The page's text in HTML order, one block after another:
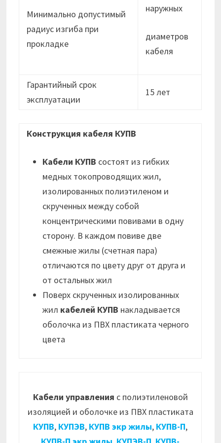
Минимально допустимый
радиус изгиба при
прокладке
наружных
диаметров
кабеля
Гарантийный срок
эксплуатации
15 лет
Конструкция кабеля КУПВ
Кабели КУПВ состоят из гибких
медных токопроводящих жил,
изолированных полиэтиленом и
скрученных между собой
концентрическими повивами в одну
сторону. В каждом повиве две
смежные жилы (счетная пара)
отличаются по цвету друг от друга и
от остальных жил
Поверх скрученных изолированных
жил кабелей КУПВ накладывается
оболочка из ПВХ пластиката черного
цвета
Кабели управления с полиэтиленовой
изоляцией и оболочке из ПВХ пластиката
КУПВ, КУПЭВ, КУПВ экр жилы, КУПВ-П,